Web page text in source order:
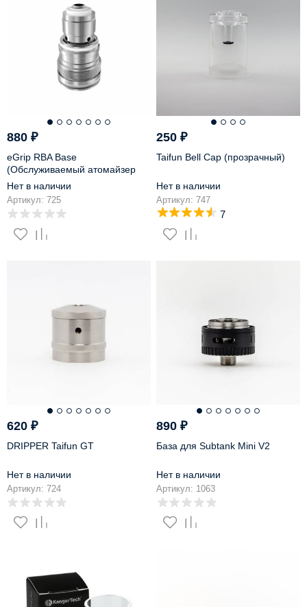
880 ₽
eGrip RBA Base
(Обслуживаемый атомайзер
для eGrip)
Нет в наличии
Артикул: 725
250₽
Taifun Bell Cap (прозрачный)
Нет в наличии
Артикул: 747
7
620 ₽
DRIPPER Taifun GT
Нет в наличии
Артикул: 724
890₽
База для Subtank Mini V2
Нет в наличии
Артикул: 1063